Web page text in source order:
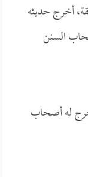
أخرج حديثه
السنن
له أصحاب